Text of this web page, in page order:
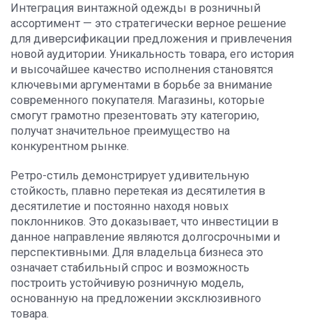
Интеграция винтажной одежды в розничный
ассортимент — это стратегически верное решение
для диверсификации предложения и привлечения
новой аудитории. Уникальность товара, его история
и высочайшее качество исполнения становятся
ключевыми аргументами в борьбе за внимание
современного покупателя. Магазины, которые
смогут грамотно презентовать эту категорию,
получат значительное преимущество на
конкурентном рынке.
Ретро-стиль демонстрирует удивительную
стойкость, плавно перетекая из десятилетия в
десятилетие и постоянно находя новых
поклонников. Это доказывает, что инвестиции в
данное направление являются долгосрочными и
перспективными. Для владельца бизнеса это
означает стабильный спрос и возможность
построить устойчивую розничную модель,
основанную на предложении эксклюзивного
товара.